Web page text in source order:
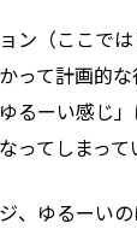
ン（ここで
って計画的
るーい感じ
ってしまって
、ゆるーいの